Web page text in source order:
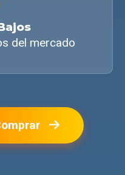
del mercado